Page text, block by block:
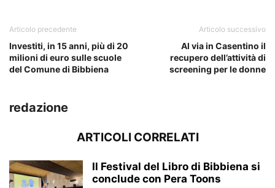
Articolo precedente
Investiti, in 15 anni, più di 20
milioni di euro sulle scuole
del Comune di Bibbiena
Articolo successivo
Al via in Casentino il
recupero dell’attività di
screening per le donne
redazione
ARTICOLI CORRELATI
Il Festival del Libro di Bibbiena si
conclude con Pera Toons